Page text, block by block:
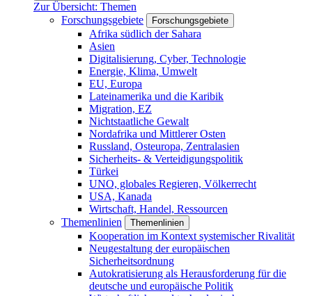
Zur Übersicht: Themen
Forschungsgebiete
Forschungsgebiete
Afrika südlich der Sahara
Asien
Digitalisierung, Cyber, Technologie
Energie, Klima, Umwelt
EU, Europa
Lateinamerika und die Karibik
Migration, EZ
Nichtstaatliche Gewalt
Nordafrika und Mittlerer Osten
Russland, Osteuropa, Zentralasien
Sicherheits- & Verteidigungspolitik
Türkei
UNO, globales Regieren, Völkerrecht
USA, Kanada
Wirtschaft, Handel, Ressourcen
Themenlinien
Themenlinien
Kooperation im Kontext systemischer Rivalität
Neugestaltung der europäischen
Sicherheitsordnung
Autokratisierung als Herausforderung für die
deutsche und europäische Politik